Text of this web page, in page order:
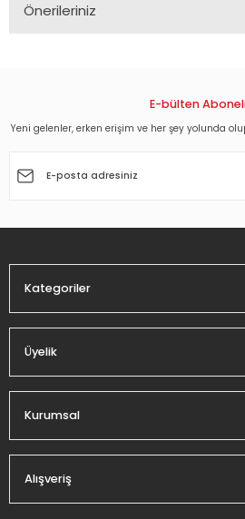
Önerileriniz
Görüş ve önerileriniz için teşekkür
Ürün açıklamasında eksik bilgiler
E-bülten
Yeni gelenler, erken erişim ve her şey yolunda
Kategoriler
Üyelik
Kurumsal
Alışveriş